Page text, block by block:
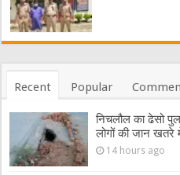
Recent Popular
निचलौल का ढेसो
लोगों की जान खतरे
14 hours ago